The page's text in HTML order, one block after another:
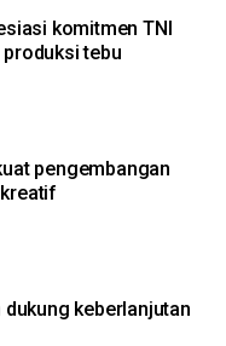
komitmen TNI
tebu
pengembangan
keberlanjutan